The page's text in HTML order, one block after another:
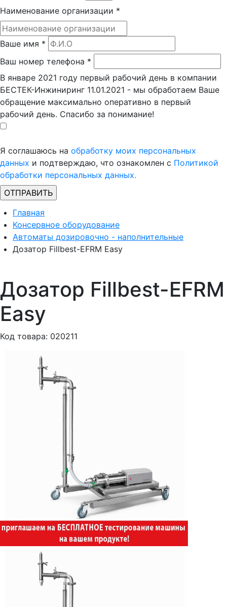
Наименование организации *
Ваше имя *
Ваш номер телефона *
В январе 2021 году первый рабочий день в компании
БЕСТЕК-Инжиниринг 11.01.2021 - мы обработаем Ваше
обращение максимально оперативно в первый
рабочий день. Спасибо за понимание!
Я соглашаюсь на обработку моих персональных
данных и подтверждаю, что ознакомлен с Политикой
обработки персональных данных.
Главная
Консервное оборудование
Автоматы дозировочно - наполнительные
Дозатор Fillbest-EFRM Easy
Дозатор Fillbest-EFRM
Easy
Код товара: 020211